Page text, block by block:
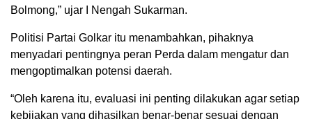
Bolmong,” ujar I Nengah Sukarman.
Politisi Partai Golkar itu menambahkan, pihaknya
menyadari pentingnya peran Perda dalam mengatur dan
mengoptimalkan potensi daerah.
“Oleh karena itu, evaluasi ini penting dilakukan agar setiap
kebijakan yang dihasilkan benar-benar sesuai dengan